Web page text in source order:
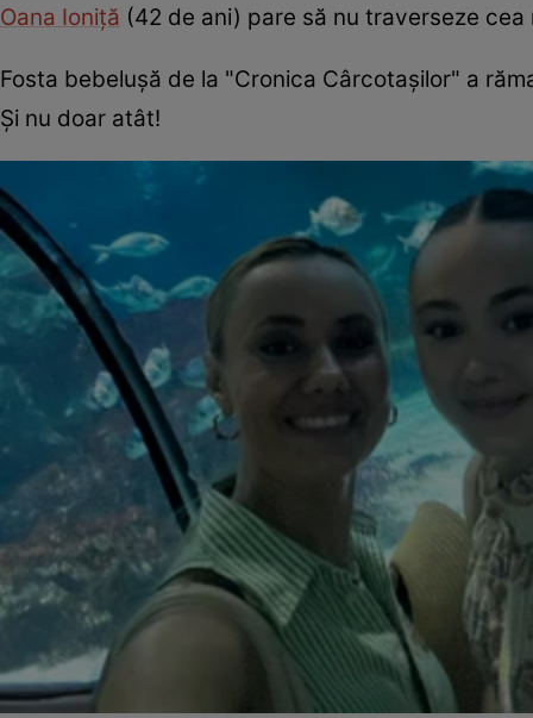
Oana Ioniță (42 de ani) pare să nu traverseze
Fosta bebelușă de la "Cronica Cârcotașilor" a
Și nu doar atât!